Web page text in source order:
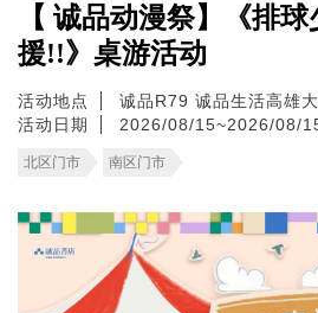
【 诚品动漫祭】《排
援!!》桌游活动
活动地点 诚品R79 诚品生活高雄
活动日期
2026/08/15~2026/08/
北区门市 南区门市